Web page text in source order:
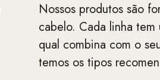
Nossos produtos são
cabelo. Cada linha
qual combina com o
temos os tipos